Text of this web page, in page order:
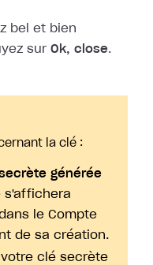
bel et bien
sur Ok, close.
la clé :
générée
s'affichera
le Compte
de sa création.
clé secrète